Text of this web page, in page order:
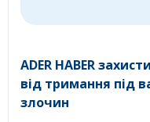
ADER HABER
від тримання під
злочин